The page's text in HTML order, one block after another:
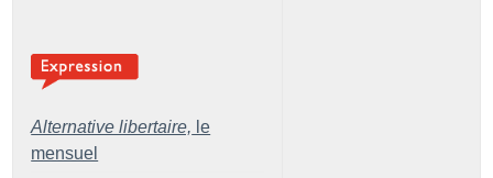
Alternative libertaire, le
mensuel